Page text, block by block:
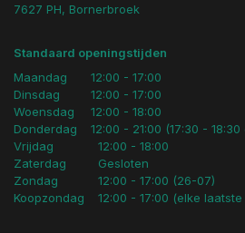
7627 PH, Bornerbroek
Standaard openingstijden
Maandag
Dinsdag
Woensdag
Donderdag
12:00 - 17:00
12:00 - 17:00
12:00 - 18:00
12:00 - 21:00 (17:30 -
Vrijdag
Zaterdag
Zondag
Koopzondag
12:00 - 18:00
Gesloten
12:00 - 17:00 (26-07)
12:00 - 17:00 (elke